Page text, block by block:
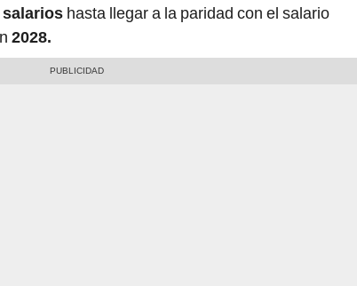
salarios hasta llegar a la paridad con el salario
2028.